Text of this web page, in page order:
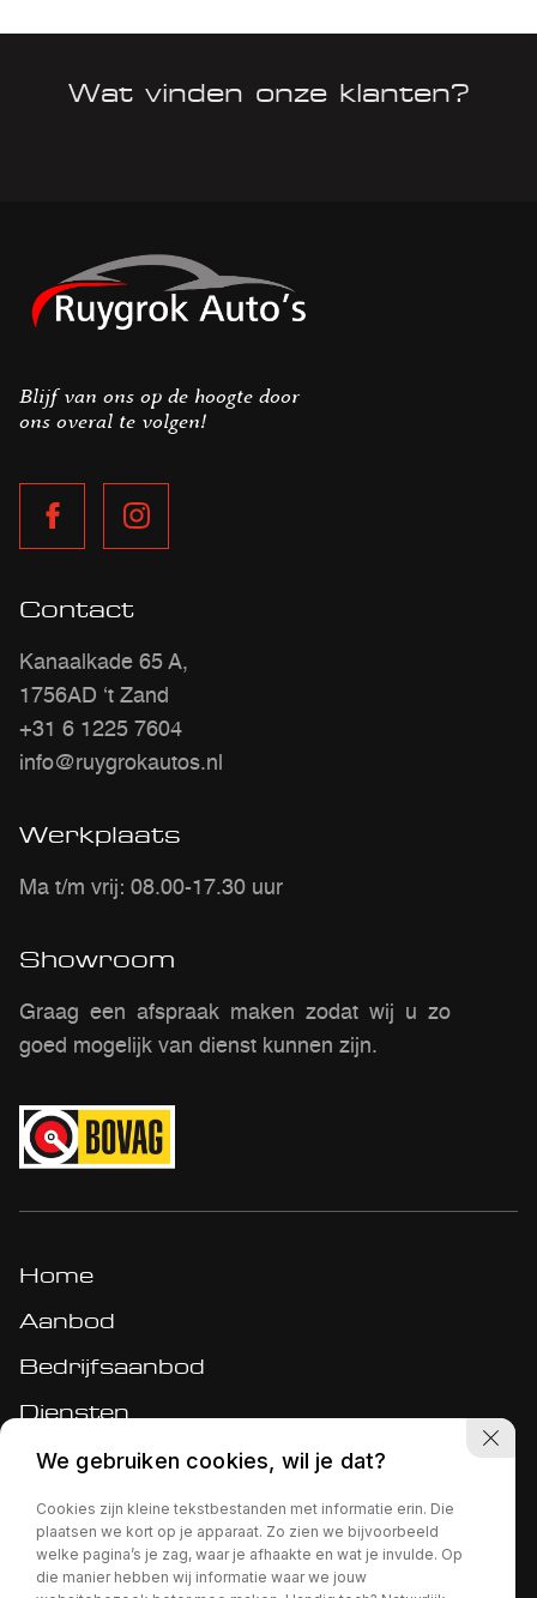
Wat vinden onze klanten?
Blijf van ons op de hoogte door
ons overal te volgen!
Contact
Kanaalkade 65 A,
1756AD ‘t Zand
+31 6 1225 7604
info@ruygrokautos.nl
Werkplaats
Ma t/m vrij: 08.00-17.30 uur
Showroom
Graag een afspraak maken zodat wij u zo
goed mogelijk van dienst kunnen zijn.
Home
Aanbod
Bedrijfsaanbod
Diensten
Werkplaats
Over ons
Verkocht
We gebruiken cookies, wil je dat?
Cookies zijn kleine tekstbestanden met informatie erin. Die
plaatsen we kort op je apparaat. Zo zien we bijvoorbeeld
welke pagina’s je zag, waar je afhaakte en wat je invulde. Op
die manier hebben wij informatie waar we jouw